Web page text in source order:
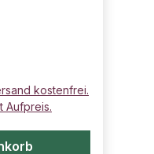
kostenfrei.
Aufpreis.